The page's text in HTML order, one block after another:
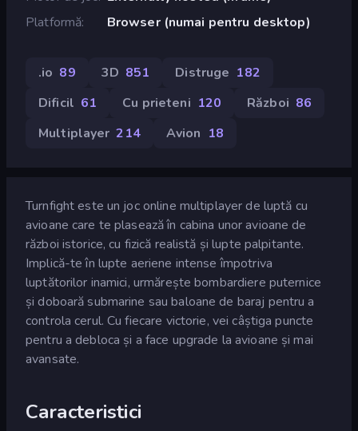
Platformă
Browser (numai pentru desktop)
.io 89 3D 851 Distruge 182
Dificil 61 Cu prieteni 120 Război 86
Multiplayer 214 Avion 18
Turnfight este un joc online multiplayer de luptă cu
avioane care te plasează în cabina unor avioane de
război istorice, cu fizică realistă și lupte palpitante.
Implică-te în lupte aeriene intense împotriva
luptătorilor inamici, urmărește bombardiere puternice
și doboară submarine sau baloane de baraj pentru a
controla cerul. Cu fiecare victorie, vei câștiga puncte
pentru a debloca și a face upgrade la avioane și mai
avansate.
Caracteristici